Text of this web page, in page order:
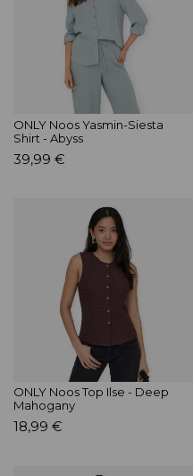
ONLY Noos Yasmin-Siesta
Shirt - Abyss
39,99 €
ONLY Noos Top Ilse - Deep
Mahogany
18,99 €